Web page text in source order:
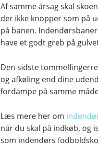
Af samme årsag skal
der ikke knopper som på
på banen.
have et godt greb på
Den sidste
og afkøling end dine
fordampe på samme
Læs mere her om
når du skal på indkøb, og
som indendørs